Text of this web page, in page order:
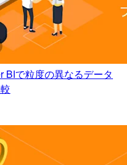
BIで粒度の異なるデータ